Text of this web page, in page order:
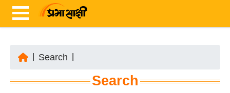
ज़ा
Search
Search